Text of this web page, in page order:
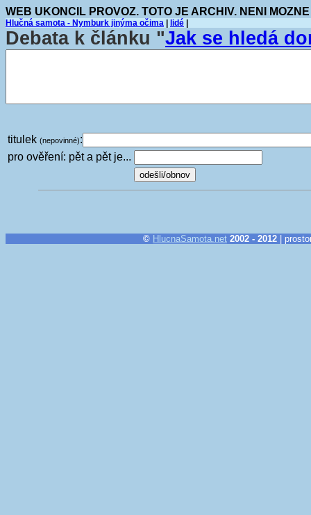
WEB UKONCIL PROVOZ. TOTO JE ARCHIV. NENI
Hlučná samota - Nymburk jinýma očima lidé
Debata k článku "Jak se hledá
titulek (nepovinné):
pro ověření: pět a pět je...
© HlucnaSamota.net 2002 - 2012 |